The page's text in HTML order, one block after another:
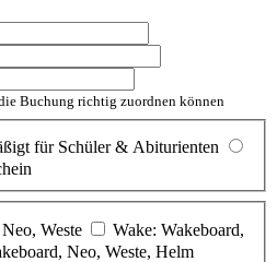
Buchung richtig zuordnen können
für Schüler & Abiturienten
Weste
Wake: Wakeboard,
Neo, Weste, Helm